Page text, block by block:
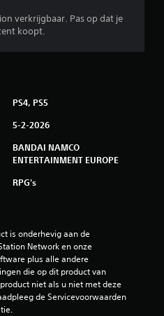
verkrijgbaar. Pas op dat je
koopt.
PS4, PS5
5-2-2026
BANDAI NAMCO
ENTERTAINMENT EUROPE
RPG's
is onderhevig aan de
Network en onze
plus alle andere
die op dit product van
niet als u niet met deze
de Servicevoorwaarden